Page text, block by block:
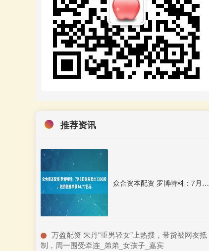
推荐资讯
众合资本配资 罗博特科：7月8日融券卖出1300股，融资融券余额14.77亿元
​万盈配资 朱丹“重男轻女”上热搜，带货被网友抵
制，周一围受牵连_弟弟_女孩子_嘉宾